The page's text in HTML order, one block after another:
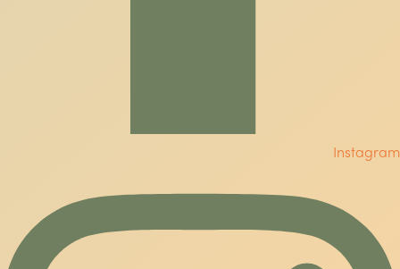
Instagram